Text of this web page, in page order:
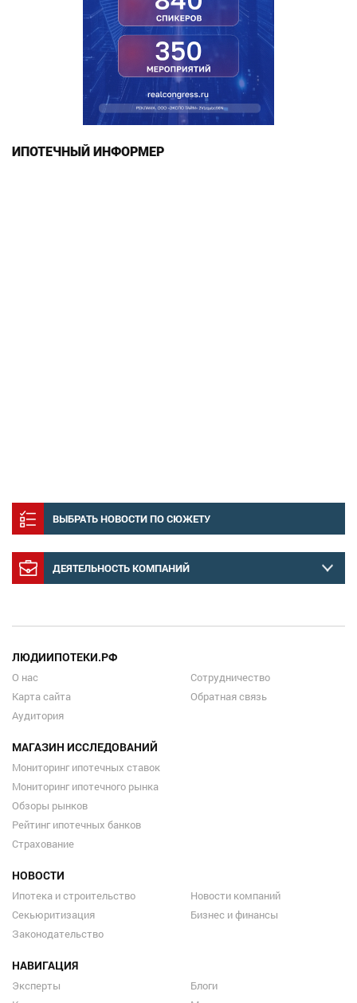
ИПОТЕЧНЫЙ ИНФОРМЕР
ВЫБРАТЬ НОВОСТИ ПО СЮЖЕТУ
ДЕЯТЕЛЬНОСТЬ КОМПАНИЙ
ЛЮДИИПОТЕКИ.РФ
О нас
Карта сайта
Аудитория
Сотрудничество
Обратная связь
МАГАЗИН ИССЛЕДОВАНИЙ
Мониторинг ипотечных ставок
Мониторинг ипотечного рынка
Обзоры рынков
Рейтинг ипотечных банков
Страхование
НОВОСТИ
Ипотека и строительство
Секьюритизация
Законодательство
Новости компаний
Бизнес и финансы
НАВИГАЦИЯ
Эксперты
Блоги